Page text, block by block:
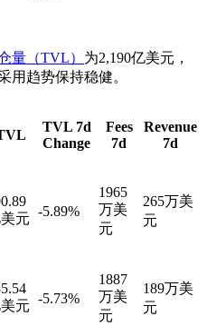
量（TVL） 为2,190亿美元 ，
用趋势保持稳健。
TVL 7d
Change
Fees
7d
Revenue
7d
元 -5.89%
1965
万美
元
265万美
元
元 -5.73%
1887
万美
元
189万美
元